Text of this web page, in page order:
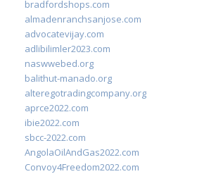
bradfordshops.com
almadenranchsanjose.com
advocatevijay.com
adlibilimler2023.com
naswwebed.org
balithut-manado.org
alteregotradingcompany.org
aprce2022.com
ibie2022.com
sbcc-2022.com
AngolaOilAndGas2022.com
Convoy4Freedom2022.com